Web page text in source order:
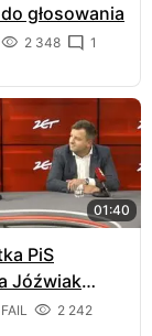
głosowania
2 348
1
01:40
PiS
Jóźwiak
wizji 2 242